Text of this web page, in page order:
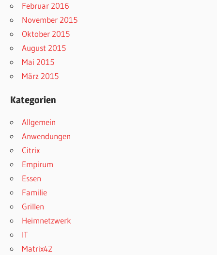
Februar 2016
November 2015
Oktober 2015
August 2015
Mai 2015
März 2015
Kategorien
Allgemein
Anwendungen
Citrix
Empirum
Essen
Familie
Grillen
Heimnetzwerk
IT
Matrix42